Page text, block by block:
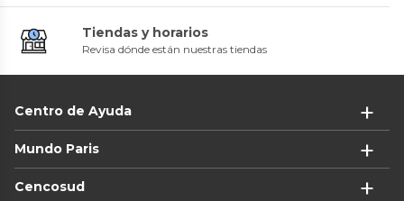
Tiendas y horarios
Revisa dónde están nuestras tiendas
Centro de Ayuda
Mundo Paris
Cencosud